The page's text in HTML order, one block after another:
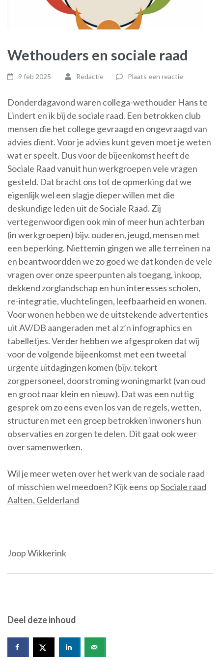
Wethouders en sociale raad
9 feb 2025 Redactie Plaats een reactie
Donderdagavond waren collega-wethouder Hans te
Lindert en ik bij de sociale raad. Een betrokken club
mensen die het college gevraagd en ongevraagd van
advies dient. Voor je advies kunt geven moet je weten
wat er speelt. Dus voor de bijeenkomst heeft de
Sociale Raad vanuit hun werkgroepen vele vragen
gesteld. Dat bracht ons tot de opmerking dat we
eigenlijk wel een slagje dieper willen met die
deskundige leden uit de Sociale Raad. Zij
vertegenwoordigen ook min of meer hun achterban
(in werkgroepen) bijv. ouderen, jeugd, mensen met
een beperking. Niettemin gingen we alle terreinen na
en beantwoordden we zo goed we dat konden de vele
vragen over onze speerpunten als toegang, inkoop,
dekkend zorglandschap en hun interesses scholen,
re-integratie, vluchtelingen, leefbaarheid en wonen.
Voor wonen hebben we de uitstekende advertenties
uit AV/DB aangeraden met al z’n infographics en
tabelletjes. Verder hebben we afgesproken dat wij
voor de volgende bijeenkomst met een tweetal
urgente uitdagingen komen (bijv. tekort
zorgpersoneel, doorstroming woningmarkt (van oud
en groot naar klein en nieuw). Dat was een nuttig
gesprek om zo eens even los van de regels, wetten,
structuren met een groep betrokken inwoners hun
observaties en zorgen te delen. Dit gaat ook weer
over samenwerken.
Wil je meer weten over het werk van de sociale raad
of misschien wel meedoen? Kijk eens opSociale raad
Aalten, Gelderland
Joop Wikkerink
Deel deze inhoud